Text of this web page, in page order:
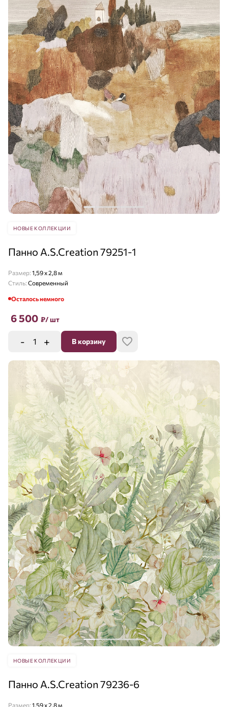
НОВЫЕ КОЛЛЕКЦИИ
Панно A.S.Creation 79251-1
Размер: 1,59 x 2,8 м
Стиль: Современный
Осталось немного
6 500 ₽/ шт
- + В корзину
НОВЫЕ КОЛЛЕКЦИИ
Панно A.S.Creation 79236-6
Размер: 1,59 x 2,8 м